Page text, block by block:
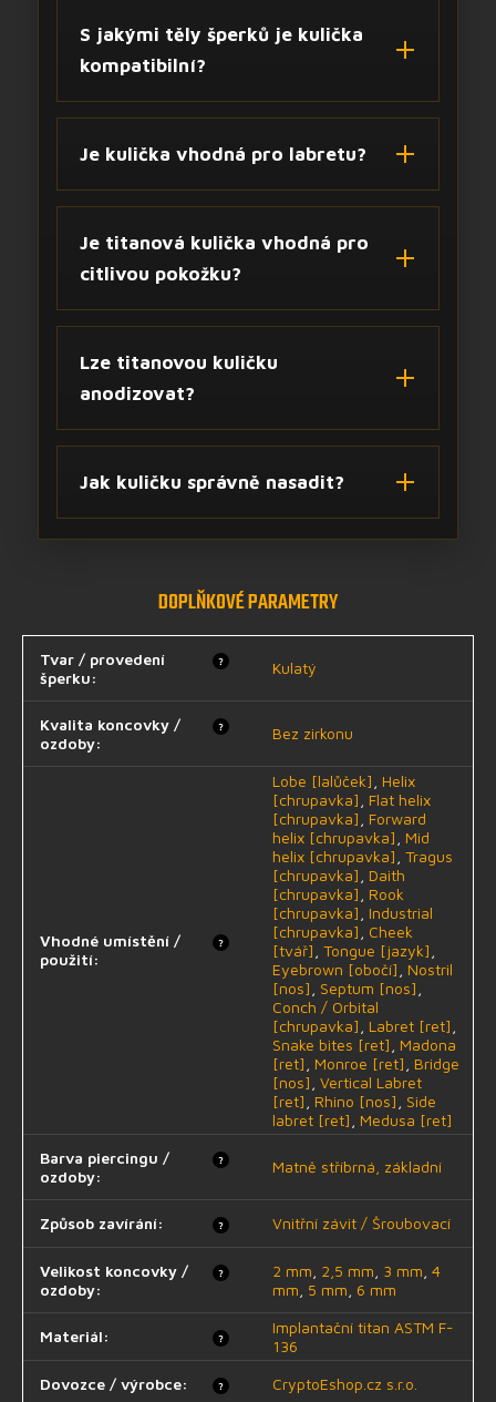
S jakými těly šperků je kulička
kompatibilní?
Je kulička vhodná pro labretu?
Je titanová kulička vhodná pro
citlivou pokožku?
Lze titanovou kuličku
anodizovat?
Jak kuličku správně nasadit?
DOPLŇKOVÉ PARAMETRY
?
Tvar / provedení
šperku:
Kulatý
?
Kvalita koncovky /
ozdoby:
Bez zirkonu
?
Vhodné umístění /
použití:
Lobe [lalůček]
Helix
[chrupavka]
Flat helix
[chrupavka]
Forward
helix [chrupavka]
Mid
helix [chrupavka] Tragus
[chrupavka]
Daith
[chrupavka]
Rook
[chrupavka]
Industrial
[chrupavka]
Cheek
[tvář] Tongue [jazyk]
Eyebrown [obočí]
Nostril
[nos]
Septum [nos]
Conch / Orbital
[chrupavka]
Labret [ret]
Snake bites [ret]
Madona
[ret]
Monroe [ret]
Bridge
[nos] Vertical Labret
[ret]
Rhino [nos]
Side
labret [ret]
Medusa [ret]
?
Barva piercingu /
ozdoby:
Matně stříbrná, základní
?
Způsob zavírání: Vnitřní závit / Šroubovací
?
Velikost koncovky /
ozdoby:
2 mm 2,5 mm 3 mm 4
mm 5 mm 6 mm
?
Materiál:
Implantační titan ASTM F-
136
?
Dovozce / výrobce: CryptoEshop.cz s.r.o.